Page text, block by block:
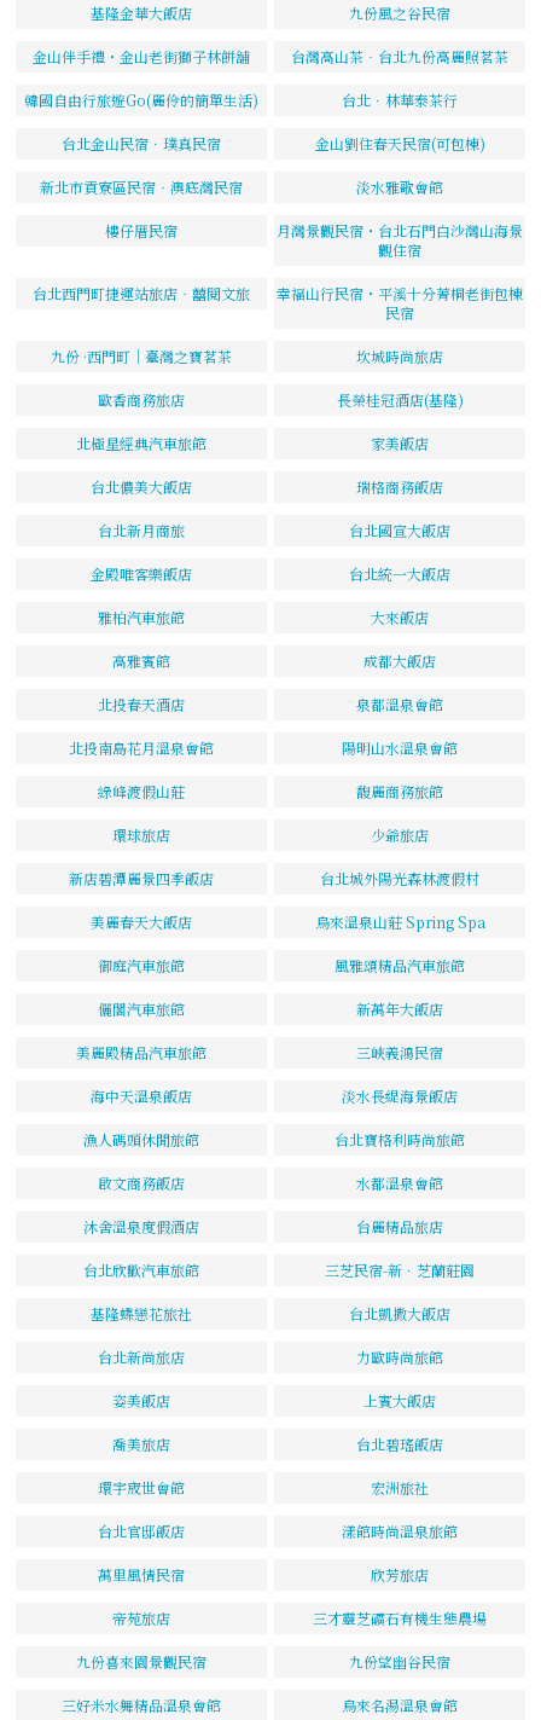
基隆金華大飯店 九份風之谷民宿
金山伴手禮・金山老街獅子林餅舖 台灣高山茶‧台北九份高麗照茗茶
韓國自由行旅遊Go(麗伶的簡單生活) 台北．林華泰茶行
台北金山民宿．璞真民宿 金山劉住春天民宿(可包棟)
新北市貢寮區民宿‧澳底灣民宿 淡水雅歌會館
樓仔厝民宿
月灣景觀民宿・台北石門白沙灣山海景
觀住宿
台北西門町捷運站旅店‧囍閱文旅
幸福山行民宿・平溪十分菁桐老街包棟
民宿
九份 ·西門町｜臺灣之寶茗茶 坎城時尚旅店
歐香商務旅店 長榮桂冠酒店(基隆)
北極星經典汽車旅館 家美飯店
台北儂美大飯店 瑞格商務飯店
台北新月商旅 台北國宣大飯店
金殿唯客樂飯店 台北統一大飯店
雅柏汽車旅館 大來飯店
高雅賓館 成都大飯店
北投春天酒店 泉都溫泉會館
北投南島花月溫泉會館 陽明山水溫泉會館
綠峰渡假山莊 馥麗商務旅館
環球旅店 少爺旅店
新店碧潭麗景四季飯店 台北城外陽光森林渡假村
美麗春天大飯店 烏來溫泉山莊 Spring Spa
御庭汽車旅館 風雅頌精品汽車旅館
儷閣汽車旅館 新萬年大飯店
美麗殿精品汽車旅館 三峽義鴻民宿
海中天溫泉飯店 淡水長緹海景飯店
漁人碼頭休閒旅館 台北寶格利時尚旅館
啟文商務飯店 水都溫泉會館
沐舍溫泉度假酒店 台麗精品旅店
台北欣歡汽車旅館 三芝民宿-新．芝蘭莊園
基隆蝶戀花旅社 台北凱撒大飯店
台北新尚旅店 力歐時尚旅館
姿美飯店 上賓大飯店
喬美旅店 台北碧瑤飯店
環宇宬世會館 宏洲旅社
台北官邸飯店 漾館時尚溫泉旅館
萬里風情民宿 欣芳旅店
帝苑旅店 三才靈芝礦石有機生態農場
九份喜來園景觀民宿 九份望幽谷民宿
三好米水舞精品溫泉會館 烏來名湯溫泉會館